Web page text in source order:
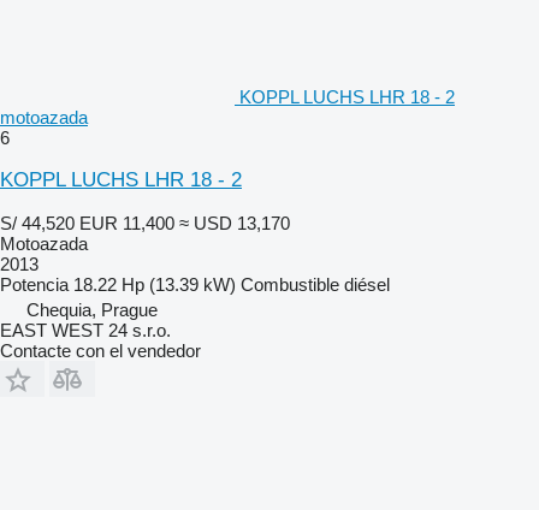
KOPPL LUCHS LHR 18 - 2
motoazada
6
KOPPL LUCHS LHR 18 - 2
S/ 44,520 EUR 11,400 ≈ USD 13,170
Motoazada
2013
Potencia 18.22 Hp (13.39 kW) Combustible diésel
Chequia, Prague
EAST WEST 24 s.r.o.
Contacte con el vendedor